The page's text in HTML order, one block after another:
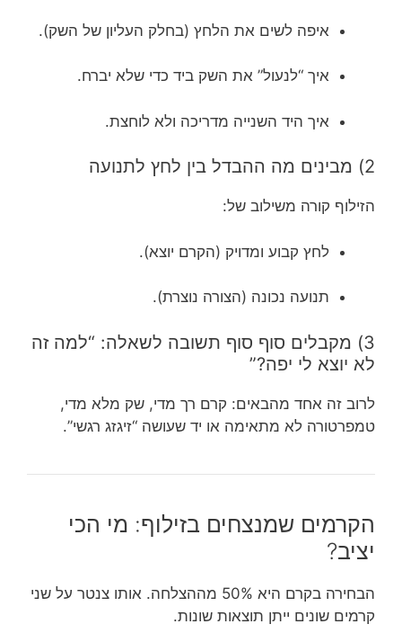
איפה לשים את הלחץ (בחלק העליון של השק).
איך “לנעול” את השק ביד כדי שלא יברח.
איך היד השנייה מדריכה ולא לוחצת.
2) מבינים מה ההבדל בין לחץ לתנועה
הזילוף קורה משילוב של:
לחץ קבוע ומדויק (הקרם יוצא).
תנועה נכונה (הצורה נוצרת).
3) מקבלים סוף סוף תשובה לשאלה: “למה זה
לא יוצא לי יפה?”
לרוב זה אחד מהבאים: קרם רך מדי, שק מלא מדי,
טמפרטורה לא מתאימה או יד שעושה “זיגזג רגשי”.
הקרמים שמנצחים בזילוף: מי הכי
יציב?
הבחירה בקרם היא 50% מההצלחה. אותו צנטר על שני
קרמים שונים ייתן תוצאות שונות.